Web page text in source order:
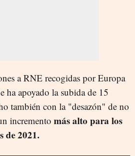
a RNE recogidas por Europa
ha apoyado la subida de 15
también con la "desazón" de no
incremento más alto para los
de 2021.